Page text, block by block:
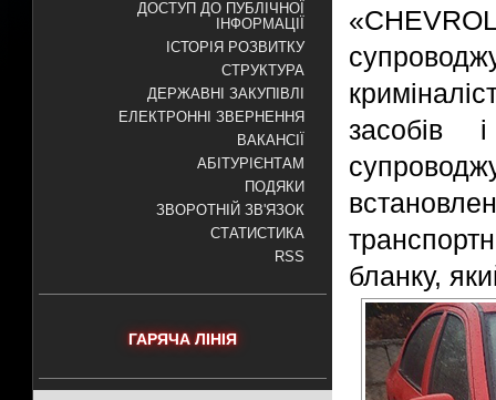
ДОСТУП ДО ПУБЛІЧНОЇ
ІНФОРМАЦІЇ
ІСТОРІЯ РОЗВИТКУ
СТРУКТУРА
ДЕРЖАВНІ ЗАКУПІВЛІ
ЕЛЕКТРОННІ ЗВЕРНЕННЯ
ВАКАНСІЇ
АБІТУРІЄНТАМ
ПОДЯКИ
ЗВОРОТНІЙ ЗВ'ЯЗОК
СТАТИСТИКА
RSS
ГАРЯЧА ЛІНІЯ
засобів
бланку,